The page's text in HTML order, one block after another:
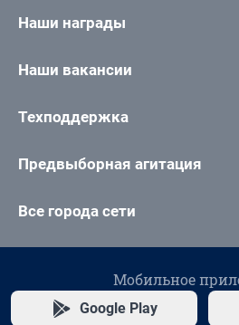
Наши награды
Наши вакансии
Техподдержка
Предвыборная агитация
Все города сети
Мобильное
Google Play